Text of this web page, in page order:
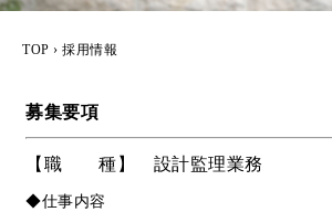
TOP › 採用情報
募集要項
【職 種】 設計監理業務
◆仕事内容